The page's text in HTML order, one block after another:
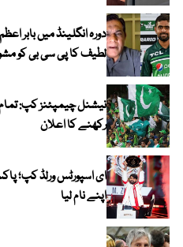
دورہ انگلینڈ میں بابر
لطیف کا پی سی بی کو
نیشنل چیمپئنز کپ:
رکھنے کا اعلان
اپنے نام لیا